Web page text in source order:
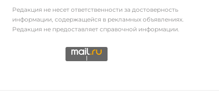
Редакция не несет ответственности за достоверность
информации, содержащейся в рекламных объявлениях.
Редакция не предоставляет справочной информации.